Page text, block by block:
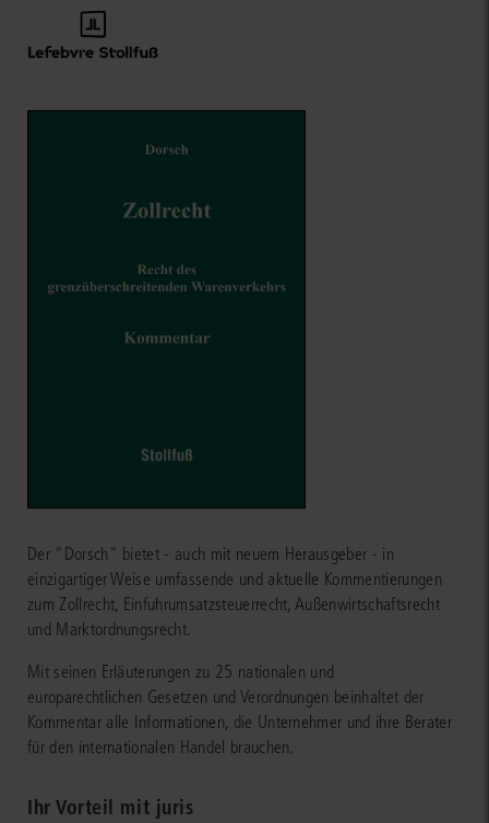
Der "Dorsch" bietet - auch mit neuem Herausgeber - in
einzigartiger Weise umfassende und aktuelle Kommentierungen
zum Zollrecht, Einfuhrumsatzsteuerrecht, Außenwirtschaftsrecht
und Marktordnungsrecht.
Mit seinen Erläuterungen zu 25 nationalen und
europarechtlichen Gesetzen und Verordnungen beinhaltet der
Kommentar alle Informationen, die Unternehmer und ihre Berater
für den internationalen Handel brauchen.
Ihr Vorteil mit juris